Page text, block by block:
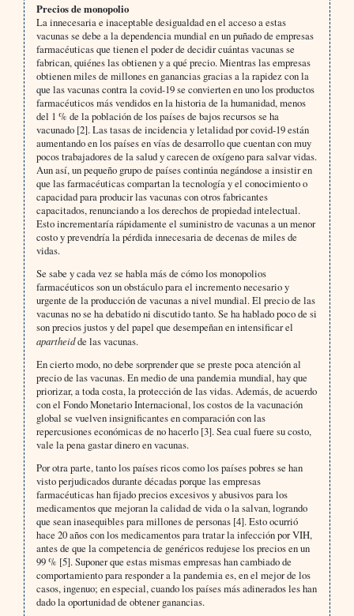
Precios de monopolio
La innecesaria e inaceptable desigualdad en el acceso a estas
vacunas se debe a la dependencia mundial en un puñado de empresas
farmacéuticas que tienen el poder de decidir cuántas vacunas se
fabrican, quiénes las obtienen y a qué precio. Mientras las empresas
obtienen miles de millones en ganancias gracias a la rapidez con la
que las vacunas contra la covid-19 se convierten en uno los productos
farmacéuticos más vendidos en la historia de la humanidad, menos
del 1 % de la población de los países de bajos recursos se ha
vacunado [2]. Las tasas de incidencia y letalidad por covid-19 están
aumentando en los países en vías de desarrollo que cuentan con muy
pocos trabajadores de la salud y carecen de oxígeno para salvar vidas.
Aun así, un pequeño grupo de países continúa negándose a insistir en
que las farmacéuticas compartan la tecnología y el conocimiento o
capacidad para producir las vacunas con otros fabricantes
capacitados, renunciando a los derechos de propiedad intelectual.
Esto incrementaría rápidamente el suministro de vacunas a un menor
costo y prevendría la pérdida innecesaria de decenas de miles de
vidas.
Se sabe y cada vez se habla más de cómo los monopolios
farmacéuticos son un obstáculo para el incremento necesario y
urgente de la producción de vacunas a nivel mundial. El precio de las
vacunas no se ha debatido ni discutido tanto. Se ha hablado poco de si
son precios justos y del papel que desempeñan en intensificar el
apartheidde las vacunas.
En cierto modo, no debe sorprender que se preste poca atención al
precio de las vacunas. En medio de una pandemia mundial, hay que
priorizar, a toda costa, la protección de las vidas. Además, de acuerdo
con el Fondo Monetario Internacional, los costos de la vacunación
global se vuelven insignificantes en comparación con las
repercusiones económicas de no hacerlo [3]. Sea cual fuere su costo,
vale la pena gastar dinero en vacunas.
Por otra parte, tanto los países ricos como los países pobres se han
visto perjudicados durante décadas porque las empresas
farmacéuticas han fijado precios excesivos y abusivos para los
medicamentos que mejoran la calidad de vida o la salvan, logrando
que sean inasequibles para millones de personas [4]. Esto ocurrió
hace 20 años con los medicamentos para tratar la infección por VIH,
antes de que la competencia de genéricos redujese los precios en un
99 % [5]. Suponer que estas mismas empresas han cambiado de
comportamiento para responder a la pandemia es, en el mejor de los
casos, ingenuo; en especial, cuando los países más adinerados les han
dado la oportunidad de obtener ganancias.